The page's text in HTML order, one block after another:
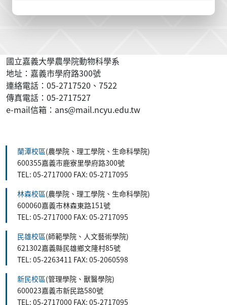
國立嘉義大學農學院動物科學系
地址：嘉義市學府路300號
連絡電話：05-2717520、7522
傳真電話：05-2717527
e-mail信箱：ans@mail.ncyu.edu.tw
蘭潭校區(農學院、理工學院、生命科學院)
600355嘉義市鹿寮里學府路300號
TEL: 05-2717000 FAX: 05-2717095
林森校區(農學院、理工學院、生命科學院)
600060嘉義市林森東路151號
TEL: 05-2717000 FAX: 05-2717095
民雄校區(師範學院、人文藝術學院)
621302嘉義縣民雄鄉文隆村85號
TEL: 05-2263411 FAX: 05-2060598
新民校區(管理學院、獸醫學院)
600023嘉義市新民路580號
TEL: 05-2717000 FAX: 05-2717095